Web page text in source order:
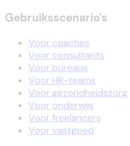
Gebruiksscenario's
Voor coaches
Voor consultants
Voor bureaus
Voor HR-teams
Voor gezondheidszorg
Voor onderwijs
Voor freelancers
Voor vastgoed